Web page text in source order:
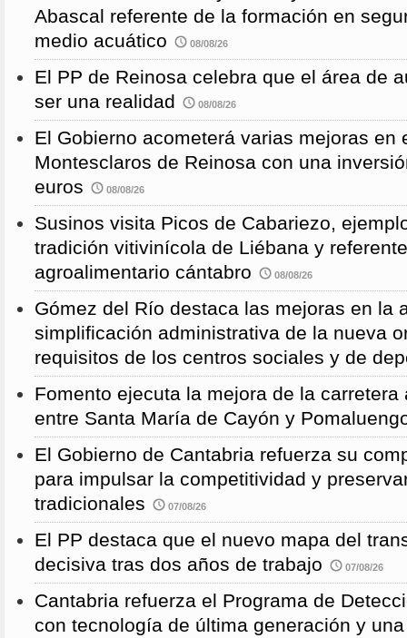
Abascal referente de la formación en
medio acuático
08/08/26
El PP de Reinosa celebra que el área de
ser una realidad
08/08/26
El Gobierno acometerá varias mejoras en
Montesclaros de Reinosa con una
euros
08/08/26
Susinos visita Picos de Cabariezo,
tradición vitivinícola de Liébana y
agroalimentario cántabro
08/08/26
Gómez del Río destaca las mejoras en la
simplificación administrativa de la nueva
requisitos de los centros sociales y de
Fomento ejecuta la mejora de la carretera
entre Santa María de Cayón y
El Gobierno de Cantabria refuerza su
para impulsar la competitividad y
tradicionales
07/08/26
El PP destaca que el nuevo mapa del
decisiva tras dos años de trabajo
07/08/26
Cantabria refuerza el Programa de
con tecnología de última generación y